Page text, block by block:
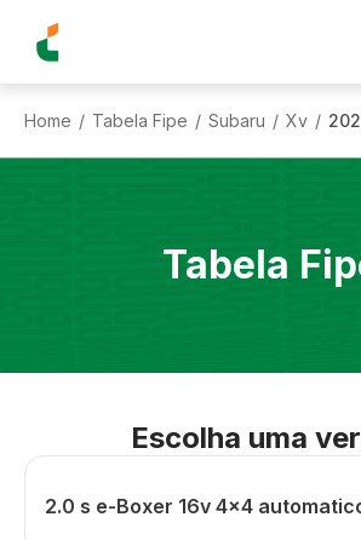
Home / Tabela Fipe / Subaru / Xv /
Tabela
Escolha uma
2.0 s e-Boxer 16v 4x4